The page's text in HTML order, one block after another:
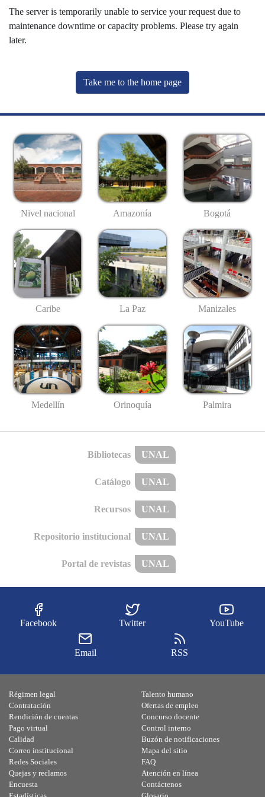
The server is temporarily unable to service your request due to
maintenance downtime or capacity problems. Please try again
later.
Take me to the home page
Nivel nacional Amazonía Bogotá
Caribe La Paz Manizales
Medellín Orinoquía Palmira
Bibliotecas UNAL
Catálogo UNAL
Recursos UNAL
Repositorio institucional UNAL
Portal de revistas UNAL
Facebook Twitter YouTube
Email RSS
Régimen legal
Contratación
Rendición de cuentas
Pago virtual
Calidad
Talento humano
Ofertas de empleo
Concurso docente
Control interno
Buzón de notificaciones
Correo institucional
Redes Sociales
Quejas y reclamos
Encuesta
Mapa del sitio
FAQ
Atención en línea
Contáctenos